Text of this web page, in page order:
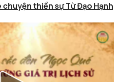
thiền sự Từ Đạo Hạnh